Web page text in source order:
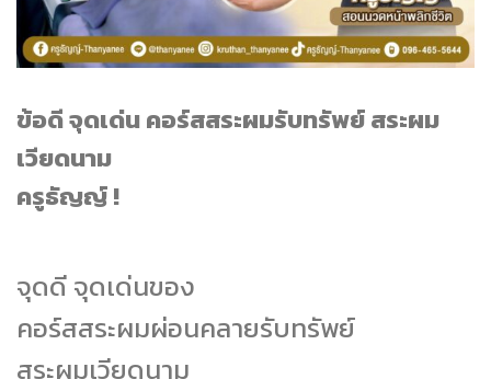
ข้อดี จุดเด่น คอร์สสระผมรับทรัพย์ สระผม
เวียดนาม
ครูธัญญ์ !
จุดดี จุดเด่นของ
คอร์สสระผมผ่อนคลายรับทรัพย์
สระผมเวียดนาม